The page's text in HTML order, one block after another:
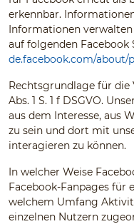
erkennbar.
Informationen
auf folgenden Facebook
de.facebook.com/about/
Rechtsgrundlage für
Abs. 1 S. 1 f DSGVO.
aus dem Interesse, aus
zu sein und dort mit
interagieren zu können.
In welcher Weise
Facebook-Fanpages für
welchem Umfang
einzelnen Nutzern